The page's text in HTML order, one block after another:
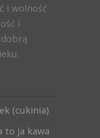
i wolność
i
(cukinia)
to ja kawa